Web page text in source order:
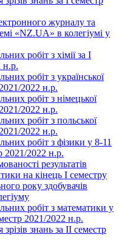
журналу та
«NZ.UA» в колегіумі у
робіт з хімії за І
н.р.
робіт з української
2022 н.р.
робіт з німецької
2022 н.р.
робіт з польської
2022 н.р.
робіт з фізики у 8-11
2021/2022 н.р.
результатів
на кінець І семестру
року здобувачів
робіт з математики у
2021/2022 н.р.
знань за ІІ семестр